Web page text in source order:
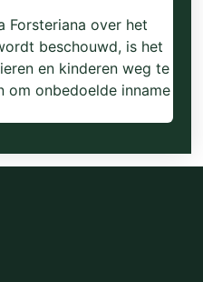
Forsteriana over het
beschouwd, is het
en kinderen weg te
om onbedoelde inname